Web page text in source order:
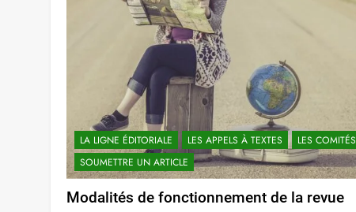
LA LIGNE ÉDITORIALE LES APPELS À TEXTES
LES COMITÉS
SOUMETTRE UN ARTICLE
Modalités de fonctionnement de la revue